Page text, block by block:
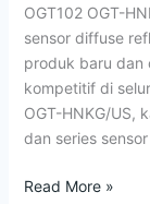
OGT102 OGT-
sensor diffuse
produk baru dan
kompetitif di
OGT-HNKG/US,
dan series sensor
Read More »